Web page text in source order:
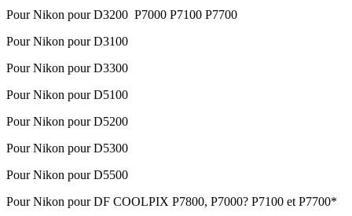
Pour Nikon pour D3200 P7000 P7100 P7700
Pour Nikon pour D3100
Pour Nikon pour D3300
Pour Nikon pour D5100
Pour Nikon pour D5200
Pour Nikon pour D5300
Pour Nikon pour D5500
Pour Nikon pour DF COOLPIX P7800, P7000? P7100 et P7700*